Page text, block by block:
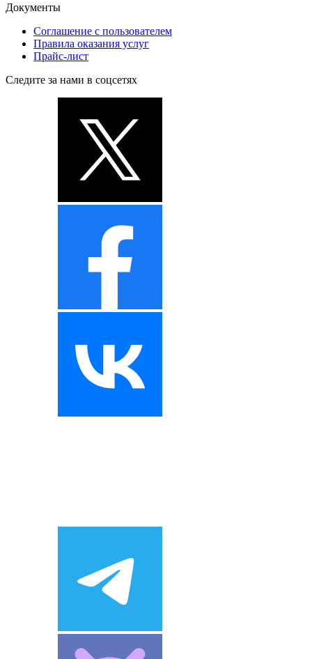
Документы
Соглашение с пользователем
Правила оказания услуг
Прайс-лист
Следите за нами в соцсетях